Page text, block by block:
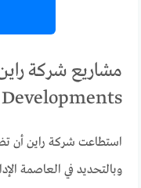
Developments
استطاعت شركة راين أن
وبالتحديد في العاصمة